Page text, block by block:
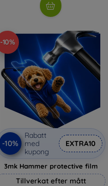
-10%
-10%
Rabatt
med
kupong
EXTRA10
3mk Hammer protective film
Tillverkat efter mått